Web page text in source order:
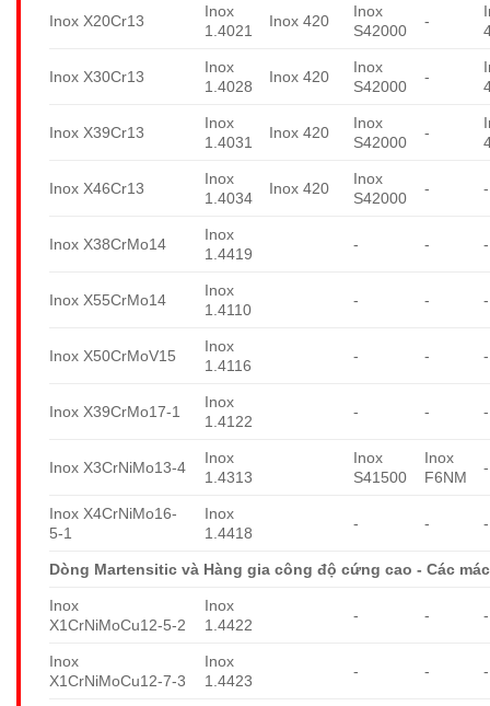
Inox X20Cr13
Inox
1.4021
Inox 420
Inox
S42000
-
Inox X30Cr13
Inox
1.4028
Inox 420
Inox
S42000
-
Inox X39Cr13
Inox
1.4031
Inox 420
Inox
S42000
-
Inox X46Cr13
Inox
1.4034
Inox 420
Inox
S42000
- -
Inox X38CrMo14
Inox
1.4419
- - -
Inox X55CrMo14
Inox
1.4110
- - -
Inox X50CrMoV15
Inox
1.4116
- - -
Inox X39CrMo17-1
Inox
1.4122
- - -
Inox X3CrNiMo13-4
Inox
1.4313
Inox
S41500
Inox
F6NM
-
Inox X4CrNiMo16-
5-1
Inox
1.4418
- - -
Dòng Martensitic và Hàng gia công độ cứng cao - Các
Inox
X1CrNiMoCu12-5-2
Inox
1.4422
- - -
Inox
X1CrNiMoCu12-7-3
Inox
1.4423
- - -